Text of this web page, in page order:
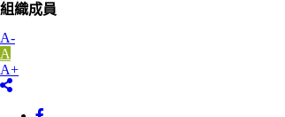
組織成員
A-
A
A+